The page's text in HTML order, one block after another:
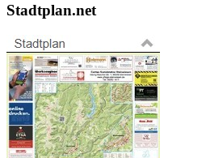
Stadtplan.net